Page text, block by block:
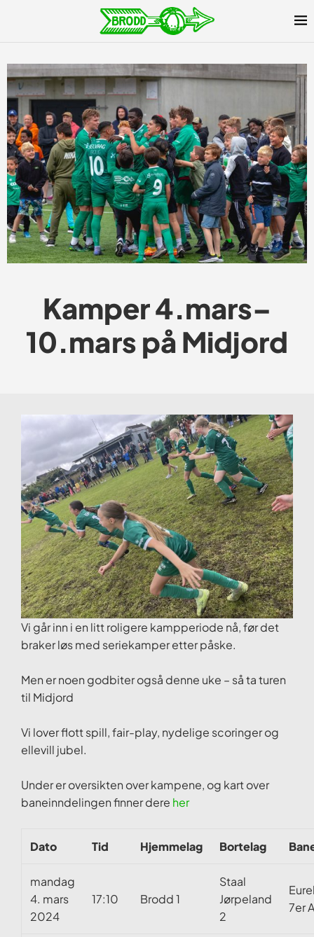
Kamper 4.mars–
10.mars på Midjord
Vi går inn i en litt roligere kampperiode nå, før det
braker løs med seriekamper etter påske.
Men er noen godbiter også denne uke – så ta turen
til Midjord
Vi lover flott spill, fair-play, nydelige scoringer og
ellevill jubel.
Under er oversikten over kampene, og kart over
baneinndelingen finner dere her
Dato Tid Hjemmelag Bortelag
mandag
4. mars
2024
17:10 Brodd 1
Staal
Jørpeland
2
7er A